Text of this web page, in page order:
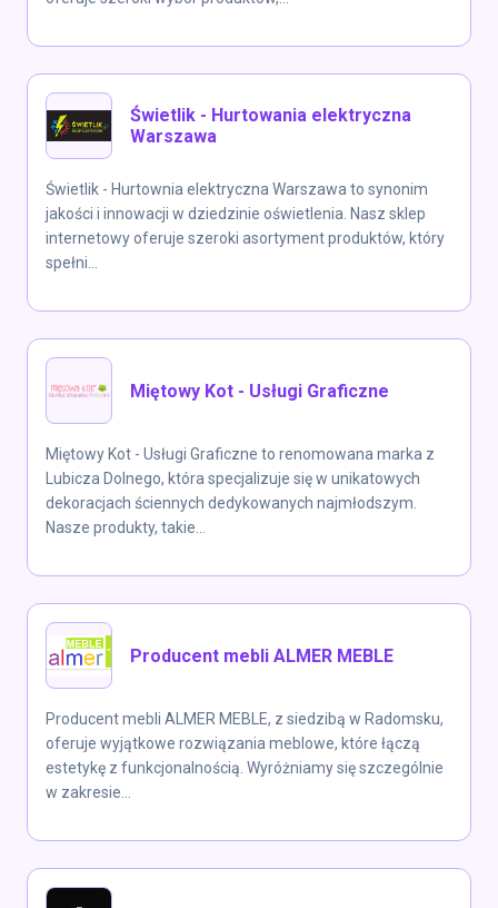
Świetlik - Hurtowania elektryczna
Warszawa
Świetlik - Hurtownia elektryczna Warszawa to synonim
jakości i innowacji w dziedzinie oświetlenia. Nasz sklep
internetowy oferuje szeroki asortyment produktów, który
spełni...
Miętowy Kot - Usługi Graficzne
Miętowy Kot - Usługi Graficzne to renomowana marka z
Lubicza Dolnego, która specjalizuje się w unikatowych
dekoracjach ściennych dedykowanych najmłodszym.
Nasze produkty, takie...
Producent mebli ALMER MEBLE
Producent mebli ALMER MEBLE, z siedzibą w Radomsku,
oferuje wyjątkowe rozwiązania meblowe, które łączą
estetykę z funkcjonalnością. Wyróżniamy się szczególnie
w zakresie...